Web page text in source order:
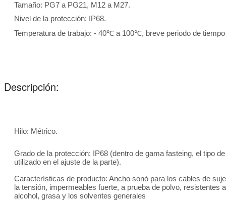
Tamaño: PG7 a PG21, M12 a M27.
Nivel de la protección: IP68.
Temperatura de trabajo: - 40℃ a 100℃, breve periodo de
Descripción:
Hilo: Métrico.
Grado de la protección: IP68 (dentro de gama fasteing, el tipo
utilizado en el ajuste de la parte).
Características de producto: Ancho sonó para los cables de
la tensión, impermeables fuerte, a prueba de polvo, resistentes
alcohol, grasa y los solventes generales